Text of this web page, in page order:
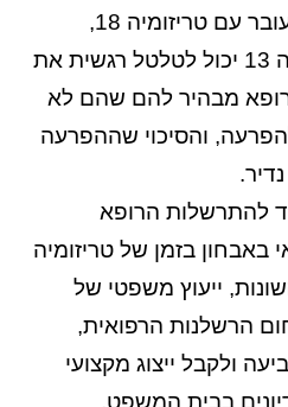
בעוד שאבחון בזמן של עובר עם טריזומיה 18,
טריזומיה 16 או טריזומיה 13 יכול לטלטל רגשית את
מבהיר להם שהם לא
והסיכוי שההפרעה
להתרשלות הרופא
באבחון בזמן של טריזומיה
ייעוץ משפטי של
הרשלנות הרפואית,
ולקבל ייצוג מקצועי
בבית המשפט.